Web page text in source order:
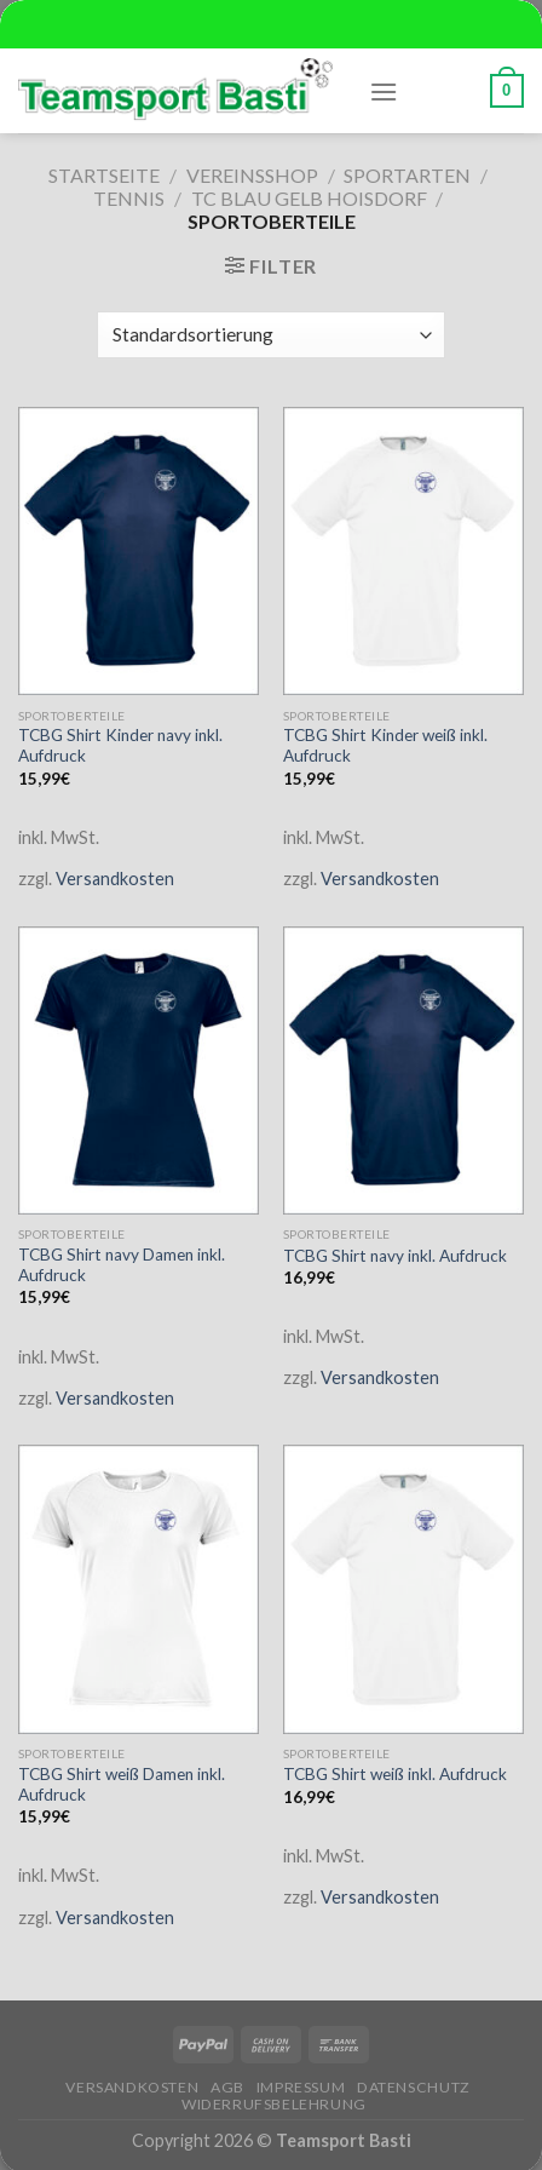
Skip
to
content
0
STARTSEITE / VEREINSSHOP / SPORTARTEN /
TENNIS / TC BLAU GELB HOISDORF /
SPORTOBERTEILE
FILTER
SPORTOBERTEILE
TCBG Shirt Kinder navy inkl.
Aufdruck
15,99€
inkl. MwSt.
zzgl. Versandkosten
SPORTOBERTEILE
TCBG Shirt Kinder weiß inkl.
Aufdruck
15,99€
inkl. MwSt.
zzgl. Versandkosten
SPORTOBERTEILE
TCBG Shirt navy Damen inkl.
Aufdruck
15,99€
inkl. MwSt.
zzgl. Versandkosten
SPORTOBERTEILE
TCBG Shirt navy inkl. Aufdruck
16,99€
inkl. MwSt.
zzgl.Versandkosten
SPORTOBERTEILE
TCBG Shirt weiß Damen inkl.
Aufdruck
15,99€
inkl. MwSt.
zzgl. Versandkosten
SPORTOBERTEILE
TCBG Shirt weiß inkl. Aufdruck
16,99€
inkl. MwSt.
zzgl. Versandkosten
VERSANDKOSTEN AGB IMPRESSUM
DATENSCHUTZ
WIDERRUFSBELEHRUNG
Copyright 2026 © Teamsport Basti